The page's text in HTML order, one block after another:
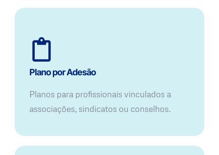
Plano por Adesão
Planos para profissionais vinculados a
associações, sindicatos ou conselhos.